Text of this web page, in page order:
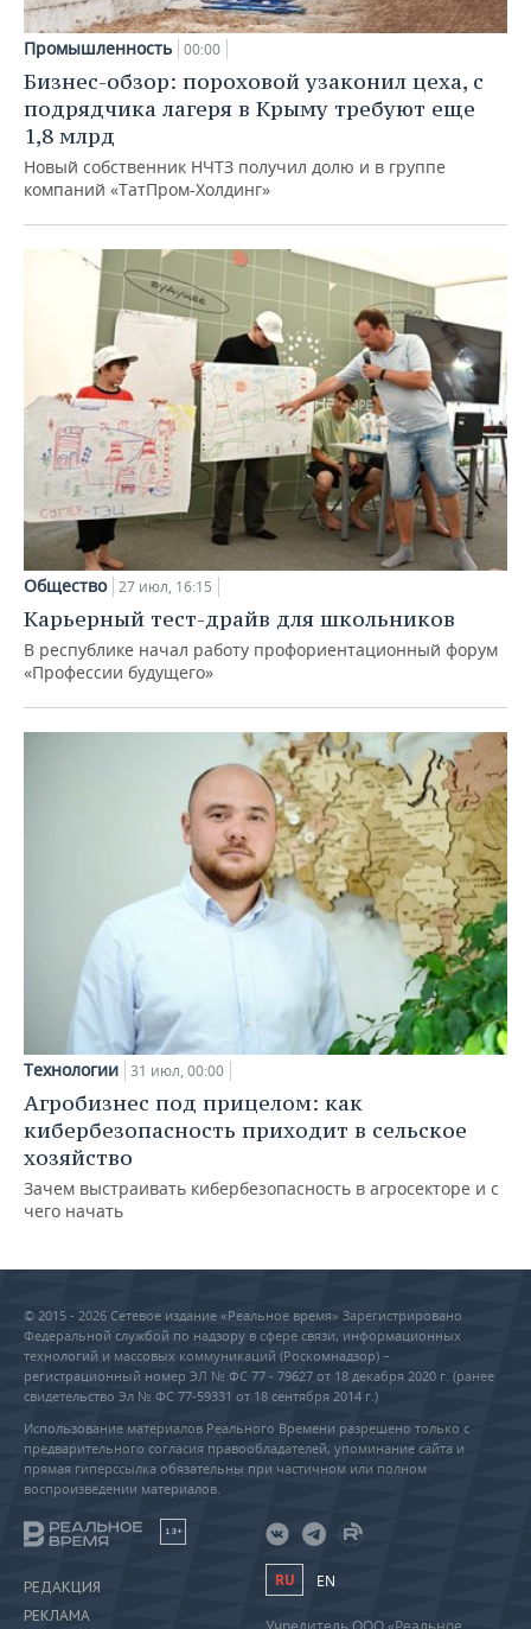
Промышленность 00:00
Бизнес-обзор: пороховой узаконил цеха, с
подрядчика лагеря в Крыму требуют еще
1,8 млрд
Новый собственник НЧТЗ получил долю и в группе
компаний «ТатПром-Холдинг»
Общество 27 июл, 16:15
Карьерный тест-драйв для школьников
В республике начал работу профориентационный форум
«Профессии будущего»
Технологии 31 июл, 00:00
Агробизнес под прицелом: как
кибербезопасность приходит в сельское
хозяйство
Зачем выстраивать кибербезопасность в агросекторе и с
чего начать
© 2015 - 2026 Сетевое издание «Реальное время» Зарегистрировано
Федеральной службой по надзору в сфере связи, информационных
технологий и массовых коммуникаций (Роскомнадзор) –
регистрационный номер ЭЛ № ФС 77 - 79627 от 18 декабря 2020 г. (ранее
свидетельство Эл № ФС 77-59331 от 18 сентября 2014 г.)
Использование материалов Реального Времени разрешено только с
предварительного согласия правообладателей, упоминание сайта и
прямая гиперссылка обязательны при частичном или полном
воспроизведении материалов.
18+
РЕДАКЦИЯ
РЕКЛАМА
RU EN